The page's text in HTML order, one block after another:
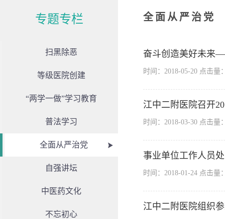
专题专栏
扫黑除恶
等级医院创建
“两学一做”学习教育
普法学习
全面从严治党
自强讲坛
中医药文化
不忘初心
全面从严治党
奋斗创造美好未来
时间：2018-05-20 点击量
江中二附医院召开
时间：2018-03-30 点击量
事业单位工作人员
时间：2018-01-24 点击量
江中二附医院组织